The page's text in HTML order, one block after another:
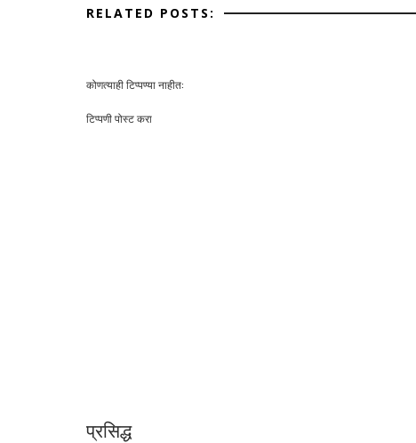
RELATED POSTS:
कोणत्याही टिप्पण्‍या नाहीत:
टिप्पणी पोस्ट करा
प्रसिद्ध